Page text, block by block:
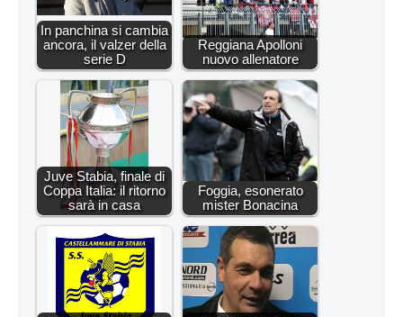
In panchina si cambia
ancora, il valzer della
serie D
Reggiana Apolloni
nuovo allenatore
Juve Stabia, finale di
Coppa Italia: il ritorno
sarà in casa
Foggia, esonerato
mister Bonacina